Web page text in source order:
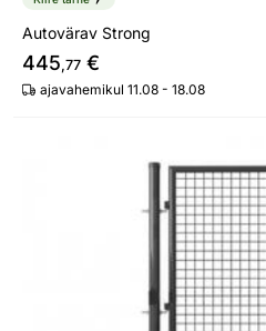
Autovärav Strong
445,77 €
ajavahemikul 11.08 - 18.08